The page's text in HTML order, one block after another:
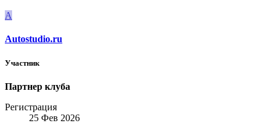
A
Autostudio.ru
Участник
Партнер клуба
Регистрация
25 Фев 2026